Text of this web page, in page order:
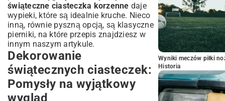
świąteczne ciasteczka korzenne daje
wypieki, które są idealnie kruche. Nieco
inną, równie pyszną opcją, są klasyczne
pierniki, na które przepis znajdziesz w
innym naszym artykule.
Dekorowanie
świątecznych ciasteczek:
Pomysły na wyjątkowy
wygląd
Wyniki meczów piłki
Historia